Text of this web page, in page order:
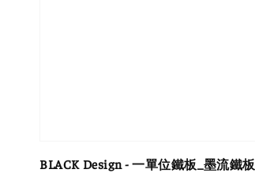
BLACK Design - 一單位鐵板_墨流鐵板